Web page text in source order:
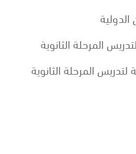
المرحلة الثانوية
المرحلة الثانوية